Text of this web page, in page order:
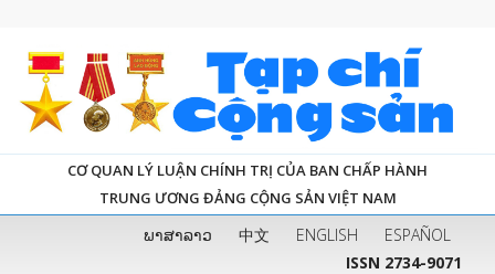
CƠ QUAN LÝ LUẬN CHÍNH TRỊ CỦA BAN CHẤP HÀNH
TRUNG ƯƠNG ĐẢNG CỘNG SẢN VIỆT NAM
ພາສາລາວ 中文 ENGLISH
ESPAÑOL
ISSN 2734-9071